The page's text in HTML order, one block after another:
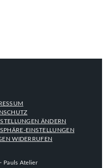
ÄNDERN
EINSTELLUNGEN
WIDERRUFEN
Pauls Atelier